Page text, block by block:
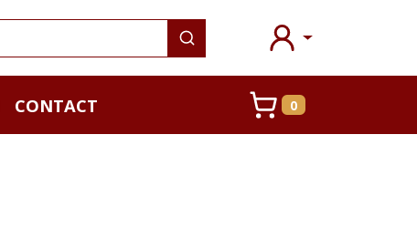
CONTACT WINKELWAGEN
0